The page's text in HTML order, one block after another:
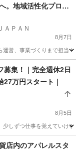
。地域活性化プロジ
ＰＡＮ
8月7日
運営、事業づくりまで担当
募集！｜完全週休2日
27万円スタート｜
8月5日
しずつ仕事を覚えていけ
店内のアパレルスタ